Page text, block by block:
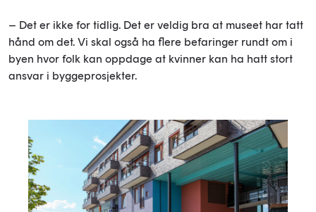
– Det er ikke for tidlig. Det er veldig bra at museet har tatt
hånd om det. Vi skal også ha flere befaringer rundt om i
byen hvor folk kan oppdage at kvinner kan ha hatt stort
ansvar i byggeprosjekter.